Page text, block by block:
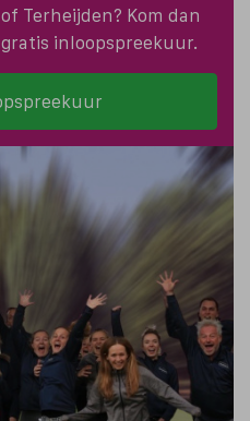
Terheijden? Kom dan
inloopspreekuur.